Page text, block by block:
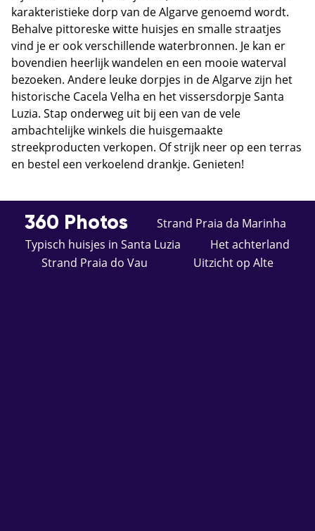
karakteristieke dorp van de Algarve genoemd wordt.
Behalve pittoreske witte huisjes en smalle straatjes
vind je er ook verschillende waterbronnen. Je kan er
bovendien heerlijk wandelen en een mooie waterval
bezoeken. Andere leuke dorpjes in de Algarve zijn het
historische Cacela Velha en het vissersdorpje Santa
Luzia. Stap onderweg uit bij een van de vele
ambachtelijke winkels die huisgemaakte
streekproducten verkopen. Of strijk neer op een terras
en bestel een verkoelend drankje. Genieten!
360 Photos
Strand Praia da Marinha
Typisch huisjes in Santa Luzia
Het achterland
Strand Praia do Vau
Uitzicht op Alte